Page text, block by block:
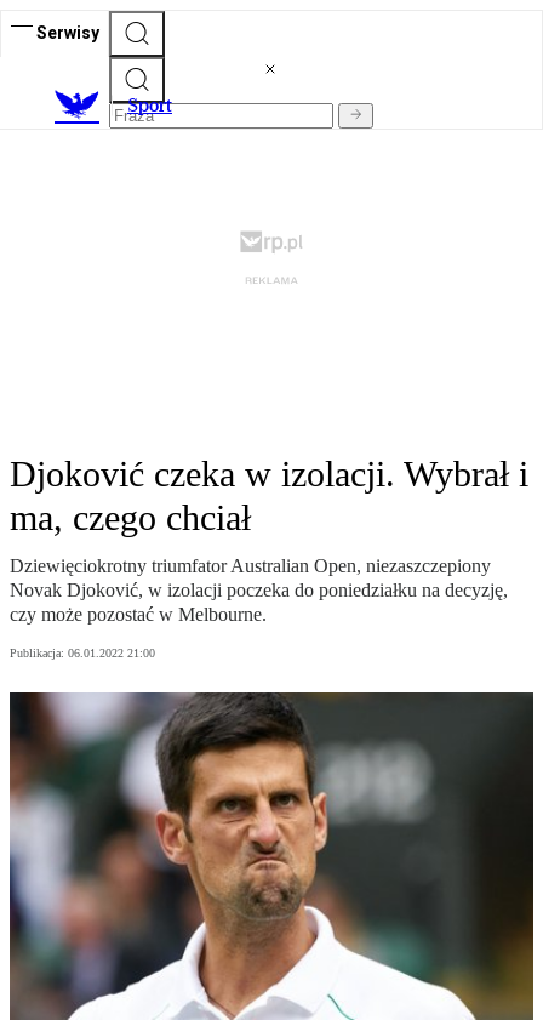
Serwisy
Sport
Djoković czeka w izolacji. Wybrał i
ma, czego chciał
Dziewięciokrotny triumfator Australian Open, niezaszczepiony
Novak Djoković, w izolacji poczeka do poniedziałku na decyzję,
czy może pozostać w Melbourne.
Publikacja: 06.01.2022 21:00